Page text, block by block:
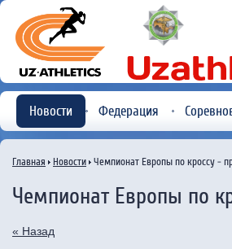
Новости Федерация
Главная Новости Чемпионат Европы по кроссу -
Чемпионат Европы по
« Назад